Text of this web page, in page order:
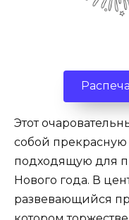
Этот
собой прекрасную
подходящую для
Нового года. В
развевающийся